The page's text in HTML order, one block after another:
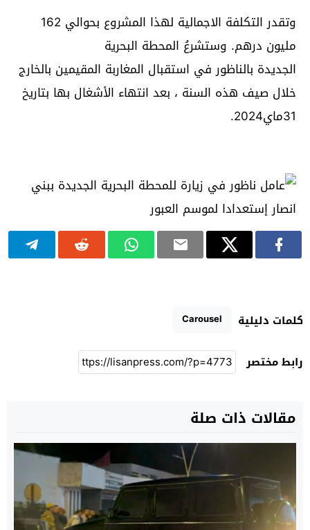
وتقدر التكلفة الاجمالية لهذا المشروع بحوالي 162
مليون درهم. وستشرعُ المحطة البحرية
الجديدة بالناظور في استقبال المغاربة المقيمين بالخارج
خلال صيف هذه السنة ، بعد انتهاء الأشغال بها بتاريخ
31ماي2024.
كلمات دليلية Carousel
رابط مختصر
مقالات ذات صلة